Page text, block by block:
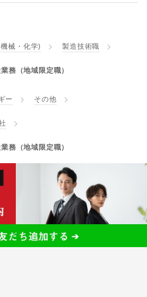
械・化学) 製造技術職
務（地域限定職）
ー その他
務（地域限定職）